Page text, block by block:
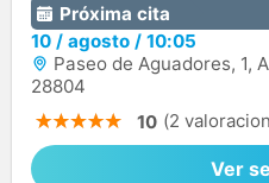
Próxima cita
10 / agosto / 10:05
Paseo de Aguadores, 1,
28804
10 (2
Ver